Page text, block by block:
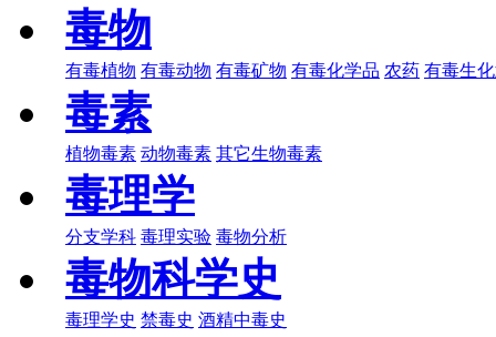
毒物
有毒植物 有毒动物 有毒矿物 有毒化学品 农药 有毒生
毒素
植物毒素 动物毒素 其它生物毒素
毒理学
分支学科 毒理实验 毒物分析
毒物科学史
毒理学史 禁毒史 酒精中毒史